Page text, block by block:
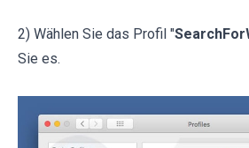
2) Wählen Sie das Profil "
Sie es.